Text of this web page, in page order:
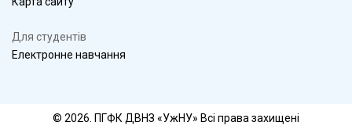
Для студентів
Електронне навчання
© 2026. ПГФК ДВНЗ «УжНУ» Всі права захищені